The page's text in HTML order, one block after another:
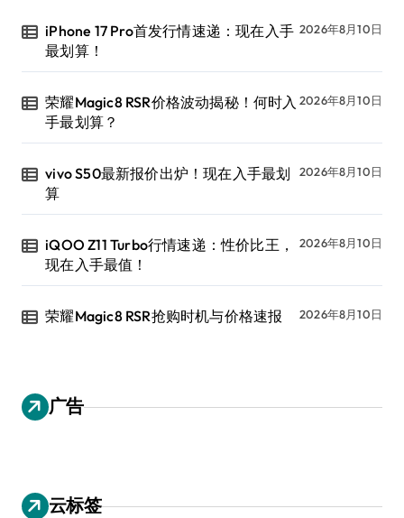
iPhone 17 Pro首发行情速递：现在入手
最划算！
2026年8月10日
荣耀Magic8 RSR价格波动揭秘！何时入
手最划算？
2026年8月10日
vivo S50最新报价出炉！现在入手最划
算
2026年8月10日
iQOO Z11 Turbo行情速递：性价比王，
现在入手最值！
2026年8月10日
荣耀Magic8 RSR抢购时机与价格速报 2026年8月10日
广告
云标签